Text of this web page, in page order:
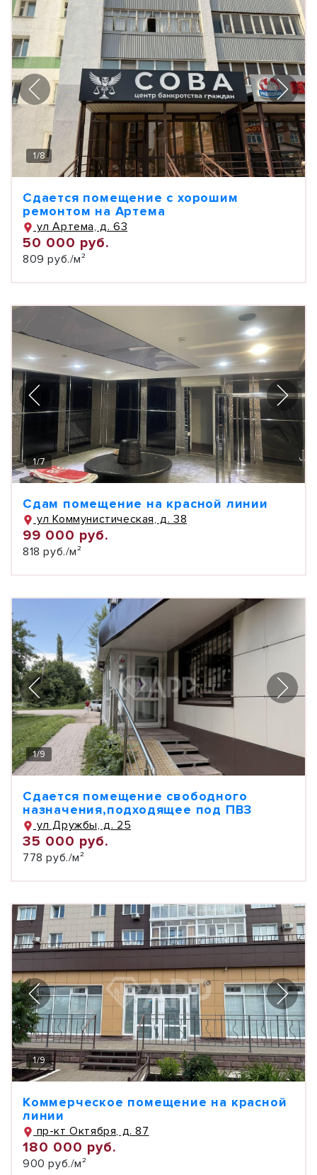
1/8
Сдается помещение с хорошим
ремонтом на Артема
ул Артема, д. 63
50 000 руб.
809 руб./м²
1/7
Сдам помещение на красной линии
ул Коммунистическая, д. 38
99 000 руб.
818 руб./м²
1/9
Сдается помещение свободного
назначения,подходящее под ПВЗ
ул Дружбы, д. 25
35 000 руб.
778 руб./м²
1/9
Коммерческое помещение на красной
линии
пр-кт Октября, д. 87
180 000 руб.
900 руб./м²